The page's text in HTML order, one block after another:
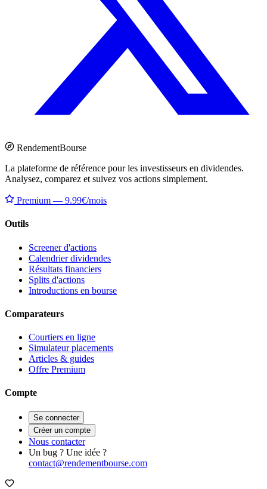
RendementBourse
La plateforme de référence pour les investisseurs en dividendes.
Analysez, comparez et suivez vos actions simplement.
Premium — 9.99€/mois
Outils
Screener d'actions
Calendrier dividendes
Résultats financiers
Splits d'actions
Introductions en bourse
Comparateurs
Courtiers en ligne
Simulateur placements
Articles & guides
Offre Premium
Compte
Se connecter
Créer un compte
Nous contacter
Un bug ? Une idée ?
contact@rendementbourse.com